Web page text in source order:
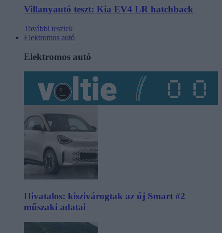
Villanyautó teszt: Kia EV4 LR hatchback
További tesztek
Elektromos autó
Elektromos autó
Hivatalos: kiszivárogtak az új Smart #2
műszaki adatai